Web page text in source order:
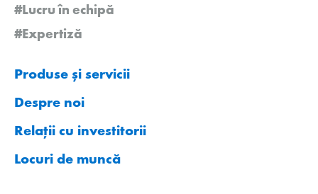
#Lucru în echipă
#Expertiză
Produse și servicii
Despre noi
Relații cu investitorii
Locuri de muncă